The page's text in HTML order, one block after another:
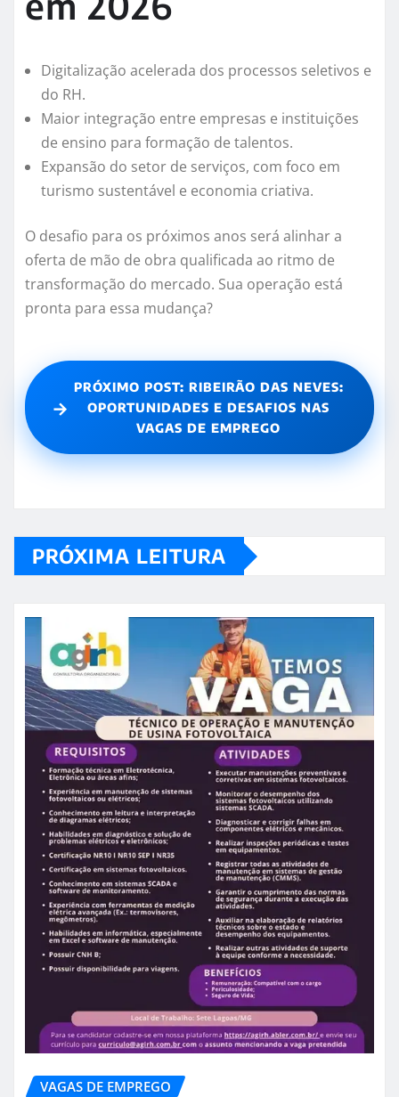
Digitalização acelerada dos processos seletivos e
do RH.
Maior integração entre empresas e instituições
de ensino para formação de talentos.
Expansão do setor de serviços, com foco em
turismo sustentável e economia criativa.
O desafio para os próximos anos será alinhar a
oferta de mão de obra qualificada ao ritmo de
transformação do mercado. Sua operação está
pronta para essa mudança?
→
PRÓXIMO POST: RIBEIRÃO DAS NEVES:
OPORTUNIDADES E DESAFIOS NAS
VAGAS DE EMPREGO
PRÓXIMA LEITURA
VAGAS DE EMPREGO